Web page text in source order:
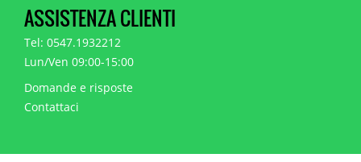
ASSISTENZA CLIENTI
Tel: 0547.1932212
Lun/Ven 09:00-15:00
Domande e risposte
Contattaci